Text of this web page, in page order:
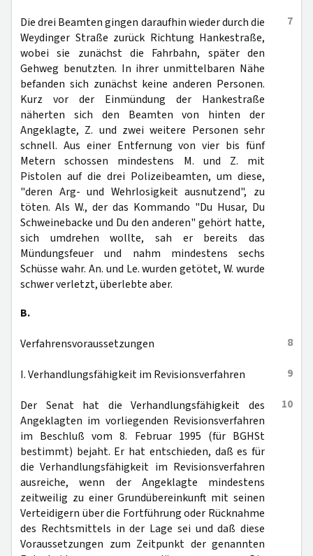
7
Die drei Beamten gingen daraufhin wieder durch die
Weydinger Straße zurück Richtung Hankestraße,
wobei sie zunächst die Fahrbahn, später den
Gehweg benutzten. In ihrer unmittelbaren Nähe
befanden sich zunächst keine anderen Personen.
Kurz vor der Einmündung der Hankestraße
näherten sich den Beamten von hinten der
Angeklagte, Z. und zwei weitere Personen sehr
schnell. Aus einer Entfernung von vier bis fünf
Metern schossen mindestens M. und Z. mit
Pistolen auf die drei Polizeibeamten, um diese,
"deren Arg- und Wehrlosigkeit ausnutzend", zu
töten. Als W., der das Kommando "Du Husar, Du
Schweinebacke und Du den anderen" gehört hatte,
sich umdrehen wollte, sah er bereits das
Mündungsfeuer und nahm mindestens sechs
Schüsse wahr. An. und Le. wurden getötet, W. wurde
schwer verletzt, überlebte aber.
B.
8
Verfahrensvoraussetzungen
9
I. Verhandlungsfähigkeit im Revisionsverfahren
10
Der Senat hat die Verhandlungsfähigkeit des
Angeklagten im vorliegenden Revisionsverfahren
im Beschluß vom 8. Februar 1995 (für BGHSt
bestimmt) bejaht. Er hat entschieden, daß es für
die Verhandlungsfähigkeit im Revisionsverfahren
ausreiche, wenn der Angeklagte mindestens
zeitweilig zu einer Grundübereinkunft mit seinen
Verteidigern über die Fortführung oder Rücknahme
des Rechtsmittels in der Lage sei und daß diese
Voraussetzungen zum Zeitpunkt der genannten